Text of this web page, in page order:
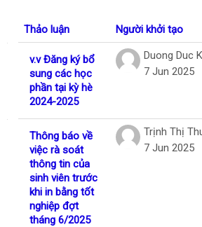
kiếm
khoá
học
Danh sách các cuộc
Thảo luận Người khởi tạo
v.v Đăng ký bổ
sung các học
phần tại kỳ hè
2024-2025
Duong Duc
7 Jun 2025
Thông báo về
việc rà soát
thông tin của
sinh viên trước
khi in bằng tốt
nghiệp đợt
tháng 6/2025
Trịnh Thị
7 Jun 2025